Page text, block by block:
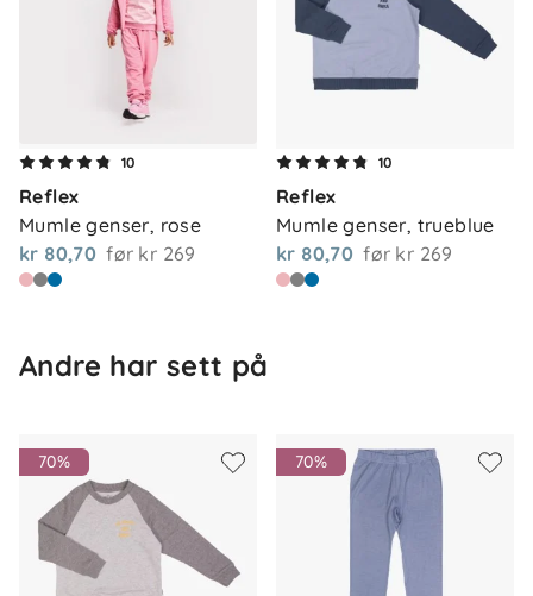
100 % økologisk bomull
Vedlikehold
10
Reflex
Mumle genser, rose
kr 80,70 før kr 269
10
Reflex
Mumle genser, trueblue
kr 80,70 før kr 269
Andre har sett på
70% 70%